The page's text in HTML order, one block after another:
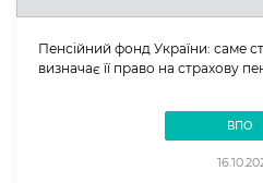
Пенсійний фонд України: саме
визначає її право на страхову
ВПО